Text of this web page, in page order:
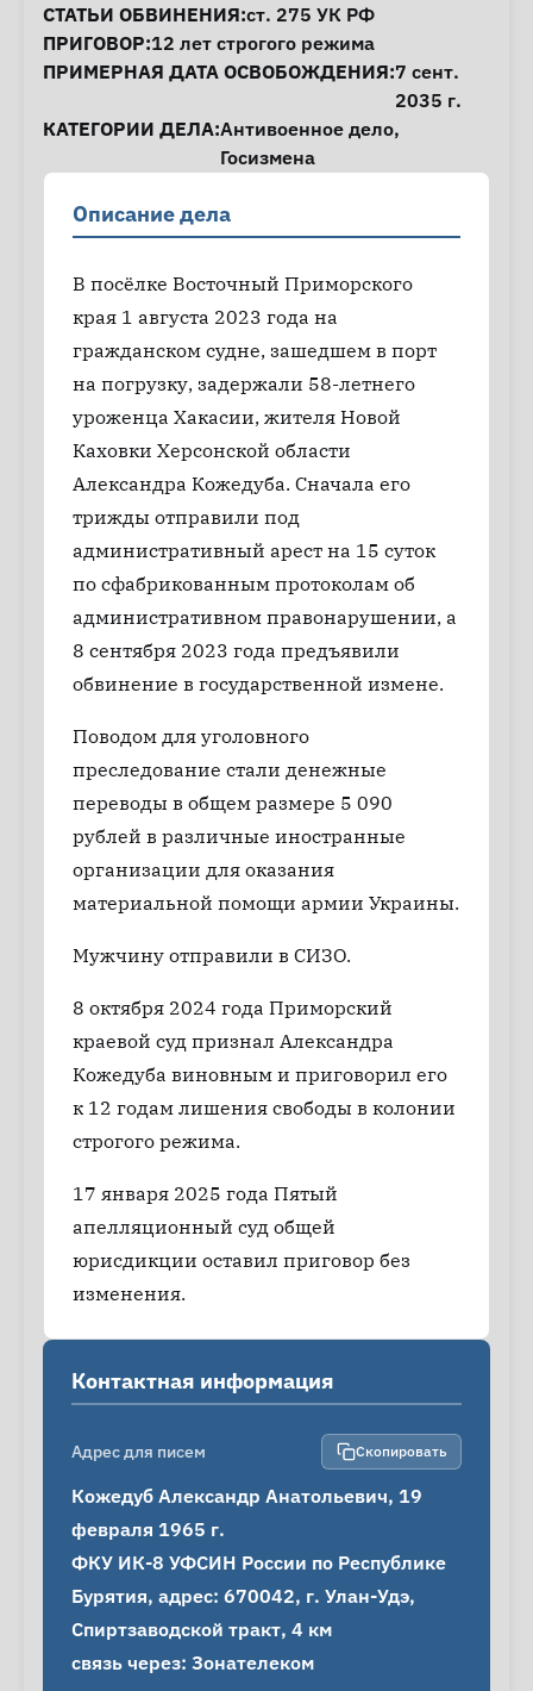
СТАТЬИ ОБВИНЕНИЯ:ст. 275 УК РФ
ПРИГОВОР:12 лет строгого режима
ПРИМЕРНАЯ ДАТА ОСВОБОЖДЕНИЯ:7 сент.
2035 г.
КАТЕГОРИИ ДЕЛА:Антивоенное дело,
Госизмена
Описание дела
В посёлке Восточный Приморского
края 1 августа 2023 года на
гражданском судне, зашедшем в порт
на погрузку, задержали 58-летнего
уроженца Хакасии, жителя Новой
Каховки Херсонской области
Александра Кожедуба. Сначала его
трижды отправили под
административный арест на 15 суток
по сфабрикованным протоколам об
административном правонарушении, а
8 сентября 2023 года предъявили
обвинение в государственной измене.
Поводом для уголовного
преследование стали денежные
переводы в общем размере 5 090
рублей в различные иностранные
организации для оказания
материальной помощи армии Украины.
Мужчину отправили в СИЗО.
8 октября 2024 года Приморский
краевой суд признал Александра
Кожедуба виновным и приговорил его
к 12 годам лишения свободы в колонии
строгого режима.
17 января 2025 года Пятый
апелляционный суд общей
юрисдикции оставил приговор без
изменения.
Контактная информация
Адрес для писем Скопировать
Кожедуб Александр Анатольевич, 19
февраля 1965 г.
ФКУ ИК-8 УФСИН России по Республике
Бурятия, адрес: 670042, г. Улан-Удэ,
Спиртзаводской тракт, 4 км
связь через: Зонателеком